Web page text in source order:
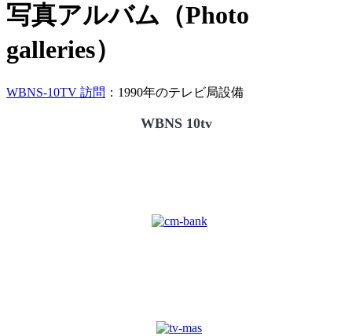
写真アルバム（Photo
galleries）
WBNS-10TV 訪問 ：1990年のテレビ局設備
WBNS 10tv